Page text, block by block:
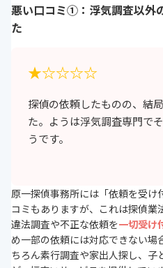
悪い口コミ①：浮気調査以外
た
★☆☆☆☆
探偵の依頼したものの、結
た。ようは浮気調査専門で
うです。
原一探偵事務所には「依頼を受け
コミもありますが、これは探偵業
違法調査や不正な依頼を一切受け
め一部の依頼には対応できない場
ちろん素行調査や家出人探し、子